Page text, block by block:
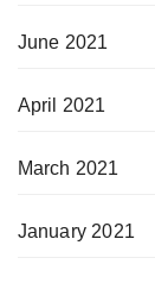
June 2021
April 2021
March 2021
January 2021